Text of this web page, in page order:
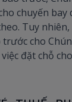
chuyến bay
Tuy
cho
đặt chỗ